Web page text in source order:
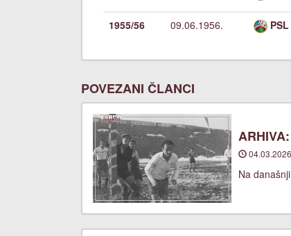
1955/56 09.06.1956. PSL
POVEZANI ČLANCI
Na